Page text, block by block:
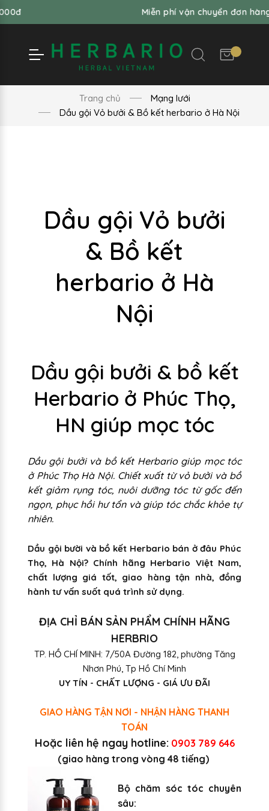
Miễn phí vận chuyển đơn hàng từ
Trang chủ
Mạng lưới
Dầu gội Vỏ bưởi & Bồ kết herbario ở Hà Nội
Dầu gội Vỏ bưởi
& Bồ kết
herbario ở Hà
Nội
Dầu gội bưởi & bồ kết
Herbario ở Phúc Thọ,
HN giúp mọc tóc
Dầu gội bưởi và bồ kết Herbario giúp mọc tóc
ở Phúc Thọ Hà Nội. Chiết xuất từ vỏ bưởi và bồ
kết giảm rụng tóc, nuôi dưỡng tóc từ gốc đến
ngọn, phục hồi hư tổn và giúp tóc chắc khỏe tự
nhiên.
Dầu gội bười và bồ kết Herbario bán ở đâu Phúc
Thọ, Hà Nội? Chính hãng Herbario Việt Nam,
chất lượng giá tốt, giao hàng tận nhà, đồng
hành tư vấn suốt quá trình sử dụng.
ĐỊA CHỈ BÁN SẢN PHẨM CHÍNH HÃNG
HERBRIO
TP. HỒ CHÍ MINH: 7/50A Đường 182, phường Tăng
Nhơn Phú, Tp Hồ Chí Minh
UY TÍN - CHẤT LƯỢNG - GIÁ ƯU ĐÃI
GIAO HÀNG TẬN NƠI - NHẬN HÀNG THANH
TOÁN
Hoặc liên hệ ngay hotline: 0903 789 646
(giao hàng trong vòng 48 tiếng)
Bộ chăm sóc tóc chuyên
sâu: